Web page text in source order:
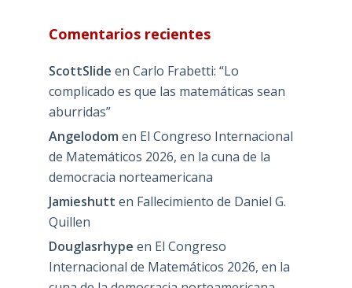
Comentarios recientes
ScottSlide en Carlo Frabetti: “Lo
complicado es que las matemáticas sean
aburridas”
Angelodom en El Congreso Internacional
de Matemáticos 2026, en la cuna de la
democracia norteamericana
Jamieshutt en Fallecimiento de Daniel G.
Quillen
Douglasrhype en El Congreso
Internacional de Matemáticos 2026, en la